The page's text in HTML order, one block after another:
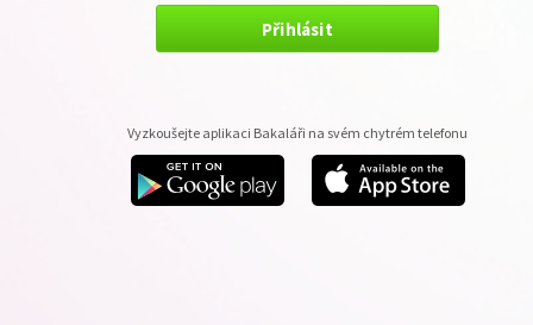
Přihlásit
Vyzkoušejte aplikaci Bakaláři na svém chytrém telefonu